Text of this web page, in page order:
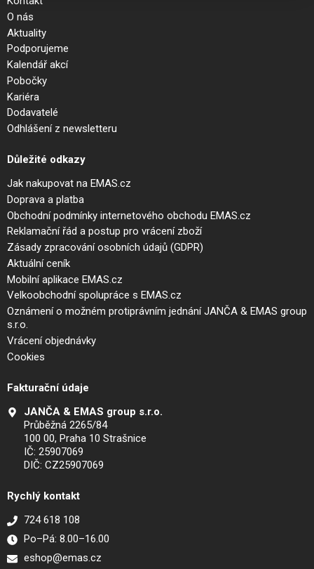
O nás
Aktuality
Podporujeme
Kalendář akcí
Pobočky
Kariéra
Dodavatelé
Odhlášení z newsletteru
Důležité odkazy
Jak nakupovat na EMAS.cz
Doprava a platba
Obchodní podmínky internetového obchodu EMAS.cz
Reklamační řád a postup pro vrácení zboží
Zásady zpracování osobních údajů (GDPR)
Aktuální ceník
Mobilní aplikace EMAS.cz
Velkoobchodní spolupráce s EMAS.cz
Oznámení o možném protiprávním jednání JANČA & EMAS group
s.r.o.
Vrácení objednávky
Cookies
Fakturační údaje
JANČA & EMAS group s.r.o.
Průběžná 2265/84
100 00, Praha 10 Strašnice
IČ: 25907069
DIČ: CZ25907069
Rychlý kontakt
724 618 108
Po–Pá: 8.00–16.00
eshop@emas.cz